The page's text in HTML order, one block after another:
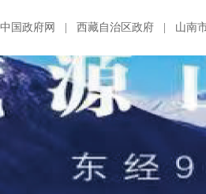
中国政府网 西藏自治区政府 山南